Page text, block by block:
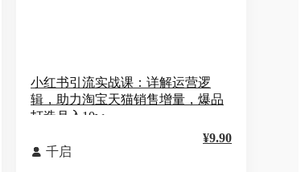
小红书引流实战课：详解运营逻
辑，助力淘宝天猫销售增量，爆品
打造月入10w
 千启
¥9.90